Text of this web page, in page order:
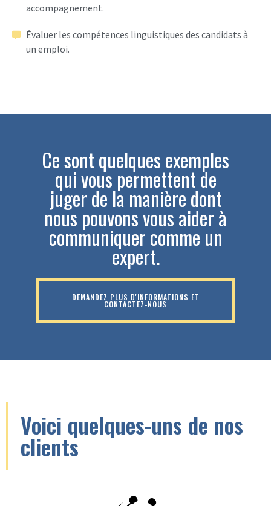
accompagnement.
Évaluer les compétences linguistiques des candidats à
un emploi.
Ce sont quelques exemples
qui vous permettent de
juger de la manière dont
nous pouvons vous aider à
communiquer comme un
expert.
DEMANDEZ PLUS D'INFORMATIONS ET
CONTACTEZ-NOUS
Voici quelques-uns de nos
clients